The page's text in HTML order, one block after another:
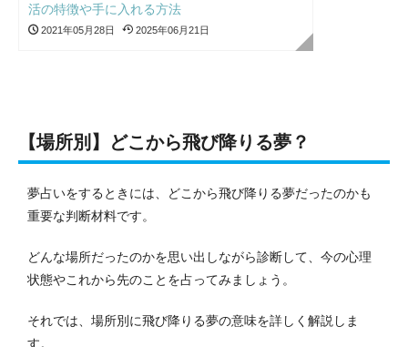
活の特徴や手に入れる方法
2021年05月28日 2025年06月21日
【場所別】どこから飛び降りる夢？
夢占いをするときには、どこから飛び降りる夢だったのかも
重要な判断材料です。
どんな場所だったのかを思い出しながら診断して、今の心理
状態やこれから先のことを占ってみましょう。
それでは、場所別に飛び降りる夢の意味を詳しく解説しま
す。